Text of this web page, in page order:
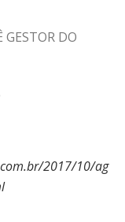
GESTOR DO
2017/10/ag